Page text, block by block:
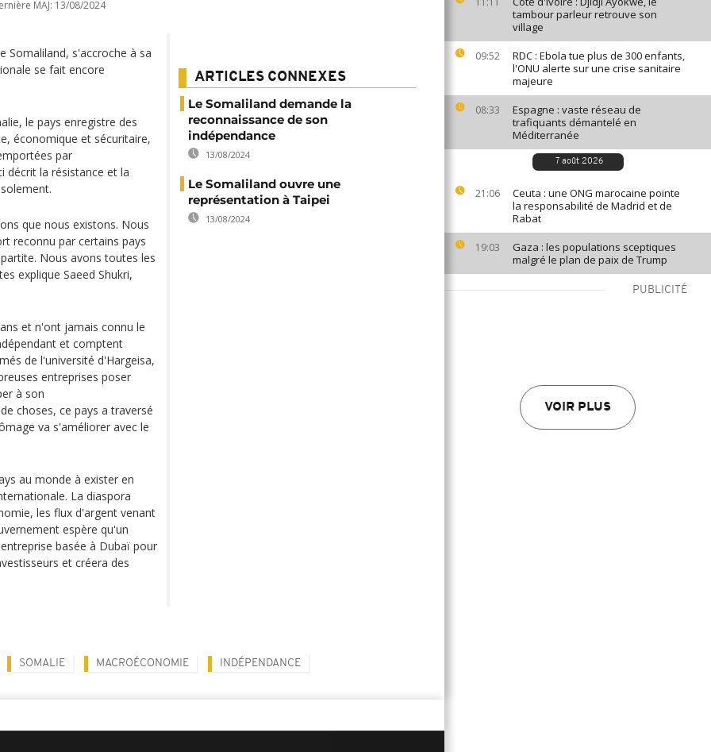
tambour parleur retrouve son
village
09:52
RDC : Ebola tue plus de 300 enfants,
l'ONU alerte sur une crise sanitaire
majeure
08:33
Espagne : vaste réseau de
trafiquants démantelé en
Méditerranée
7 août 2026
21:06
Ceuta : une ONG marocaine pointe
la responsabilité de Madrid et de
Rabat
19:03
Gaza : les populations sceptiques
malgré le plan de paix de Trump
PUBLICITÉ
VOIR PLUS
MAJ: 13/08/2024
Somaliland, s'accroche à sa
se fait encore
le pays enregistre des
économique et sécuritaire,
par
décrit la résistance et la
que nous existons. Nous
reconnu par certains pays
Nous avons toutes les
explique Saeed Shukri,
et n'ont jamais connu le
et comptent
de l'université d'Hargeisa,
entreprises poser
à son
choses, ce pays a traversé
va s'améliorer avec le
au monde à exister en
La diaspora
les flux d'argent venant
espère qu'un
basée à Dubaï pour
et créera des
ARTICLES CONNEXES
Le Somaliland demande la
reconnaissance de son
indépendance
13/08/2024
Le Somaliland ouvre une
représentation à Taipei
13/08/2024
SOMALIE MACROÉCONOMIE INDÉPENDANCE